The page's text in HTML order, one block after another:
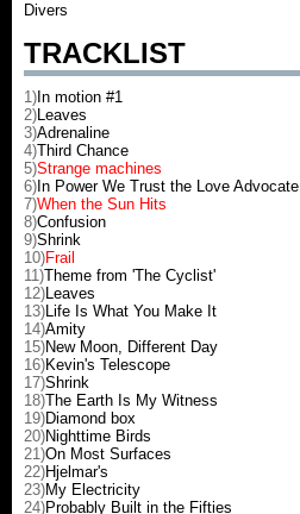
Divers
TRACKLIST
1) In motion #1
2)Leaves
3)Adrenaline
4)Third Chance
5)Strange machines
6) In Power We Trust the Love Advocate
7)When the Sun Hits
8)Confusion
9)Shrink
10)Frail
11)Theme from 'The Cyclist'
12)Leaves
13)Life Is What You Make It
14)Amity
15)New Moon, Different Day
16)Kevin's Telescope
17)Shrink
18)The Earth Is My Witness
19)Diamond box
20)Nighttime Birds
21)On Most Surfaces
22)Hjelmar's
23)My Electricity
24)Probably Built in the Fifties